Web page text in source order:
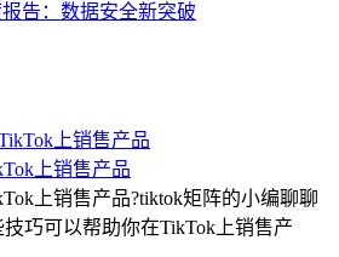
告：数据安全新突破
上销售产品
上销售产品?tiktok矩阵的小编聊聊
巧可以帮助你在TikTok上销售产